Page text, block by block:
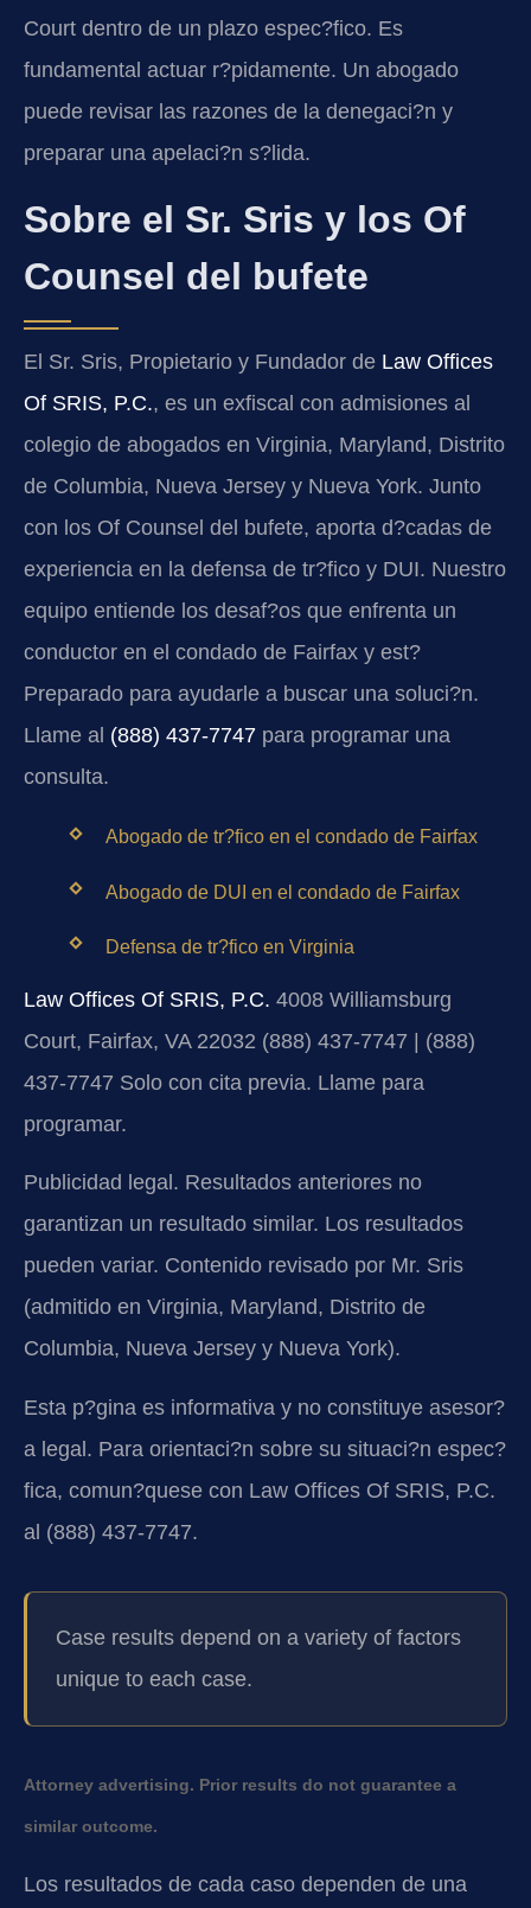
Court dentro de un plazo espec?fico. Es
fundamental actuar r?pidamente. Un abogado
puede revisar las razones de la denegaci?n y
preparar una apelaci?n s?lida.
Sobre el Sr. Sris y los Of
Counsel del bufete
El Sr. Sris, Propietario y Fundador de Law Offices
Of SRIS, P.C., es un exfiscal con admisiones al
colegio de abogados en Virginia, Maryland, Distrito
de Columbia, Nueva Jersey y Nueva York. Junto
con los Of Counsel del bufete, aporta d?cadas de
experiencia en la defensa de tr?fico y DUI. Nuestro
equipo entiende los desaf?os que enfrenta un
conductor en el condado de Fairfax y est?
Preparado para ayudarle a buscar una soluci?n.
Llame al (888) 437-7747 para programar una
consulta.
Abogado de tr?fico en el condado de Fairfax
Abogado de DUI en el condado de Fairfax
Defensa de tr?fico en Virginia
Law Offices Of SRIS, P.C. 4008 Williamsburg
Court, Fairfax, VA 22032 (888) 437-7747 | (888)
437-7747 Solo con cita previa. Llame para
programar.
Publicidad legal. Resultados anteriores no
garantizan un resultado similar. Los resultados
pueden variar. Contenido revisado por Mr. Sris
(admitido en Virginia, Maryland, Distrito de
Columbia, Nueva Jersey y Nueva York).
Esta p?gina es informativa y no constituye asesor?
a legal. Para orientaci?n sobre su situaci?n espec?
fica, comun?quese con Law Offices Of SRIS, P.C.
al (888) 437-7747.
Case results depend on a variety of factors
unique to each case.
Attorney advertising. Prior results do not guarantee a
similar outcome.
Los resultados de cada caso dependen de una